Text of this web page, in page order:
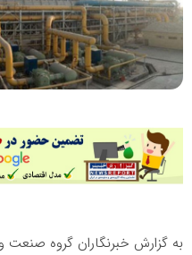
به گزارش خبرنگاران گروه